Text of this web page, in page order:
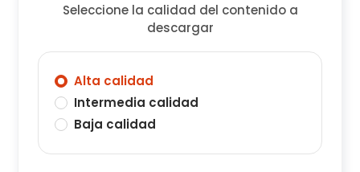
Seleccione la calidad del contenido a
descargar
Alta calidad
Intermedia calidad
Baja calidad